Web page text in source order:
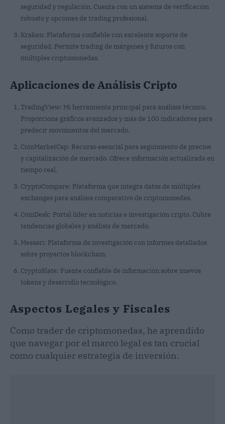
seguridad y regulación. Cuenta con un sistema de verificación
robusto y opciones de trading profesional.
Kraken: Plataforma confiable con excelente soporte de
seguridad. Permite trading de márgenes y futuros con
múltiples criptomonedas.
Aplicaciones de Análisis Cripto
TradingView: Mi herramienta principal para análisis técnico.
Proporciona gráficos avanzados y más de 100 indicadores para
predecir movimientos del mercado.
CoinMarketCap: Recurso esencial para seguimiento de precios
y capitalización de mercado. Ofrece información actualizada en
tiempo real.
CryptoCompare: Plataforma que integra datos de múltiples
exchanges para análisis comparativo de criptomonedas.
CoinDesk: Portal líder en noticias e investigación cripto. Cubre
tendencias globales y análisis de mercado.
Messari: Plataforma de investigación con informes detallados
sobre proyectos blockchain.
CryptoSlate: Fuente confiable de información sobre nuevos
tokens y desarrollo tecnológico.
Aspectos Legales y Fiscales
Como trader de criptomonedas, he aprendido
que navegar por el marco legal es tan crucial
como cualquier estrategia de inversión.